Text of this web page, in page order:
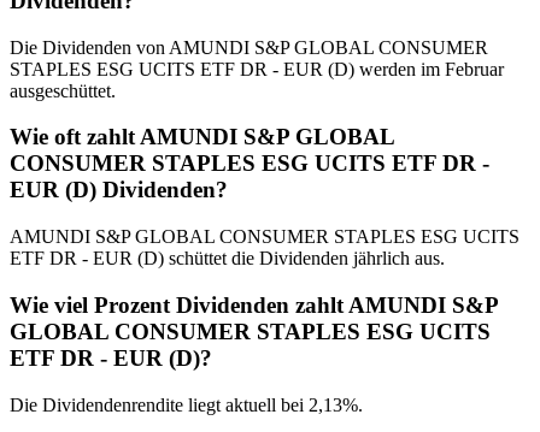
Die Dividenden von AMUNDI S&P GLOBAL CONSUMER
STAPLES ESG UCITS ETF DR - EUR (D) werden im Februar
ausgeschüttet.
Wie oft zahlt AMUNDI S&P GLOBAL
CONSUMER STAPLES ESG UCITS ETF DR -
EUR (D) Dividenden?
AMUNDI S&P GLOBAL CONSUMER STAPLES ESG UCITS
ETF DR - EUR (D) schüttet die Dividenden jährlich aus.
Wie viel Prozent Dividenden zahlt AMUNDI S&P
GLOBAL CONSUMER STAPLES ESG UCITS
ETF DR - EUR (D)?
Die Dividendenrendite liegt aktuell bei 2,13%.